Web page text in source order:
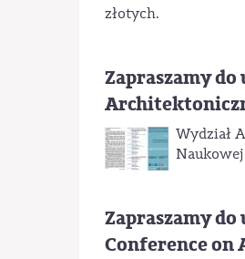
złotych.
Zapraszamy
Wydział
Zapraszamy
Conference